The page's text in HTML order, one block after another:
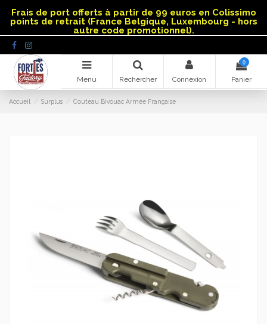
Frais de port offerts à partir de 99 euros en Colissimo
points de retrait (France Belgique, Luxembourg - hors
autre code promotionnel).
Menu Rechercher Connexion
0
Panier
Accueil Surplus Couteau Bivouac Armée Française